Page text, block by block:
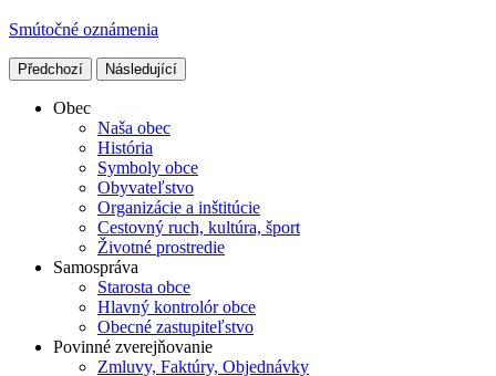
Smútočné oznámenia
Předchozí Následující
Obec
Naša obec
História
Symboly obce
Obyvateľstvo
Organizácie a inštitúcie
Cestovný ruch, kultúra, šport
Životné prostredie
Samospráva
Starosta obce
Hlavný kontrolór obce
Obecné zastupiteľstvo
Povinné zverejňovanie
Zmluvy, Faktúry, Objednávky